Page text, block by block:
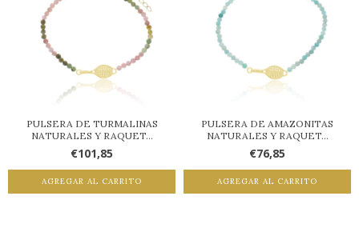
PULSERA DE TURMALINAS
NATURALES Y RAQUET...
€101,85
AGREGAR AL CARRITO
PULSERA DE AMAZONITAS
NATURALES Y RAQUET...
€76,85
AGREGAR AL CARRITO